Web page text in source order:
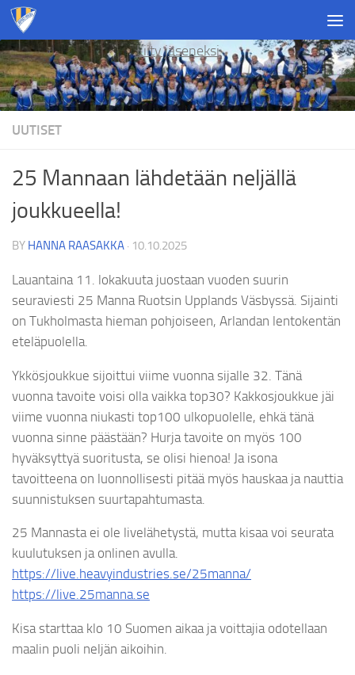
Skip to content
Liity jäseneksi
UUTISET
25 Mannaan lähdetään neljällä
joukkueella!
BY HANNA RAASAKKA · 10.10.2025
Lauantaina 11. lokakuuta juostaan vuoden suurin
seuraviesti 25 Manna Ruotsin Upplands Väsbyssä. Sijainti
on Tukholmasta hieman pohjoiseen, Arlandan lentokentän
eteläpuolella.
Ykkösjoukkue sijoittui viime vuonna sijalle 32. Tänä
vuonna tavoite voisi olla vaikka top30? Kakkosjoukkue jäi
viime vuonna niukasti top100 ulkopuolelle, ehkä tänä
vuonna sinne päästään? Hurja tavoite on myös 100
hyväksyttyä suoritusta, se olisi hienoa! Ja isona
tavoitteena on luonnollisesti pitää myös hauskaa ja nauttia
suunnistuksen suurtapahtumasta.
25 Mannasta ei ole livelähetystä, mutta kisaa voi seurata
kuulutuksen ja onlinen avulla.
https://live.heavyindustries.se/25manna/
https://live.25manna.se
Kisa starttaa klo 10 Suomen aikaa ja voittajia odotellaan
maalin puoli neljän aikoihin.